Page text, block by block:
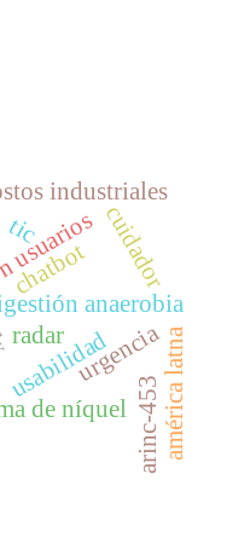
usabilidad
anaerobia
industriales
de níquel
chatbot cuidador
urgencia
tic
américa latna
radar
arinc-453